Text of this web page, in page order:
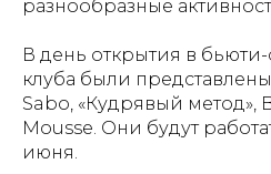
разнообразные
В день открытия в
клуба были
Sabo, «Кудрявый метод»,
Mousse. Они будут
июня.